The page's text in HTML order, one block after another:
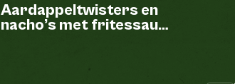
Aardappeltwisters en
nacho’s met fritessaus